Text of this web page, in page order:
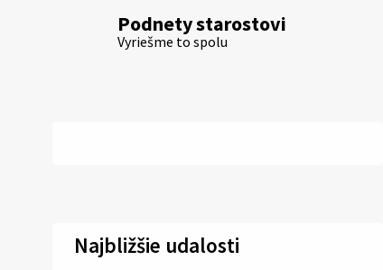
Podnety starostovi
Vyriešme to spolu
Najbližšie udalosti